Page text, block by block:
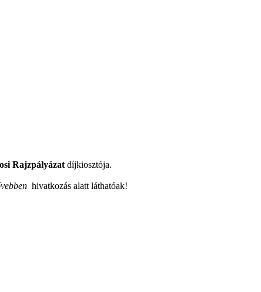
Rajzpályázat díjkiosztója.
hivatkozás alatt láthatóak!